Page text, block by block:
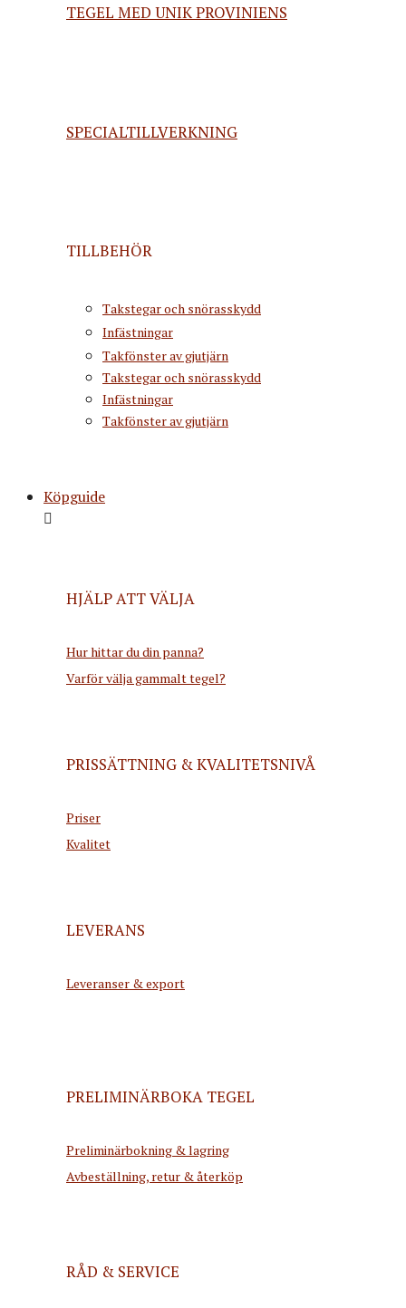
TEGEL MED UNIK PROVINIENS
SPECIALTILLVERKNING
TILLBEHÖR
Takstegar och snörasskydd
Infästningar
Takfönster av gjutjärn
Takstegar och snörasskydd
Infästningar
Takfönster av gjutjärn
Köpguide
HJÄLP ATT VÄLJA
Hur hittar du din panna?
Varför välja gammalt tegel?
PRISSÄTTNING & KVALITETSNIVÅ
Priser
Kvalitet
LEVERANS
Leveranser & export
PRELIMINÄRBOKA TEGEL
Preliminärbokning & lagring
Avbeställning, retur & återköp
RÅD & SERVICE